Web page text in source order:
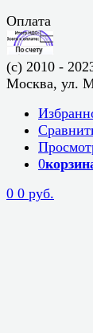
Оплата
(c) 2010 -
Москва, ул.
0
0 0 руб.